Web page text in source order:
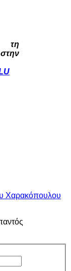
τη
Χαρακόπουλου